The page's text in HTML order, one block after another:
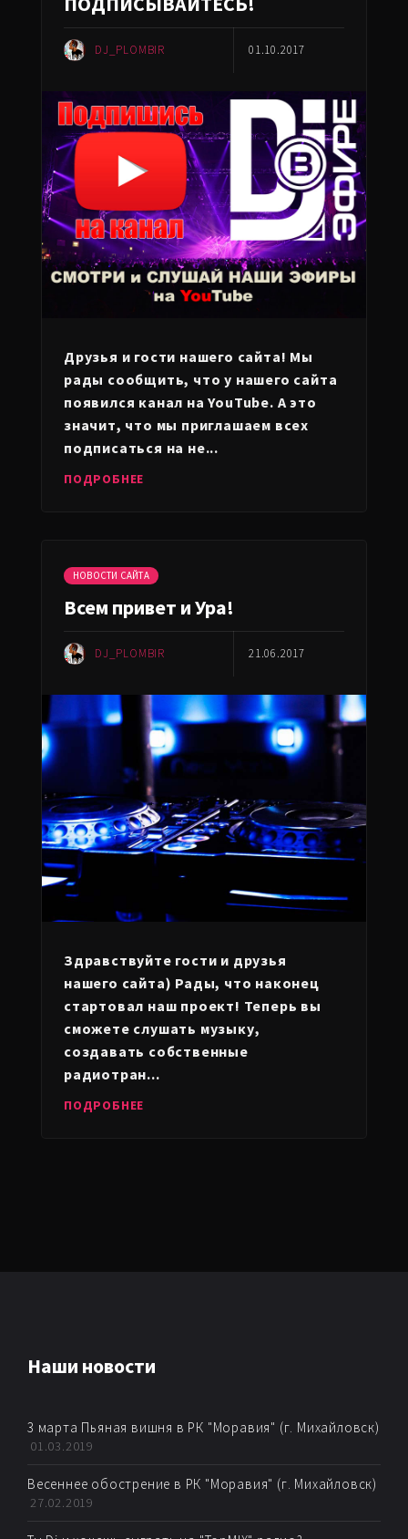
DJ_PLOMBIR 01.10.2017
Друзья и гости нашего сайта! Мы
рады сообщить, что у нашего сайта
появился канал на YouTube. А это
значит, что мы приглашаем всех
подписаться на не...
ПОДРОБНЕЕ
НОВОСТИ САЙТА
Всем привет и Ура!
DJ_PLOMBIR 21.06.2017
Здравствуйте гости и друзья
нашего сайта) Рады, что наконец
стартовал наш проект! Теперь вы
сможете слушать музыку,
создавать собственные
радиотран...
ПОДРОБНЕЕ
Наши новости
3 марта Пьяная вишня в РК "Моравия" (г. Михайловск)
01.03.2019
Весеннее обострение в РК "Моравия" (г. Михайловск)
27.02.2019